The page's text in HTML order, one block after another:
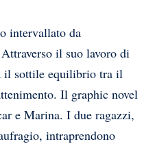
intervallato da
il suo lavoro di
il sottile equilibrio tra il
Il graphic novel
e Marina. I due ragazzi,
intraprendono